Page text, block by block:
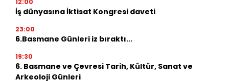
İş dünyasına İktisat Kongresi daveti
23:00
6.Basmane Günleri iz bıraktı...
19:30
6. Basmane ve Çevresi Tarih, Kültür, Sanat ve
Arkeoloji Günleri